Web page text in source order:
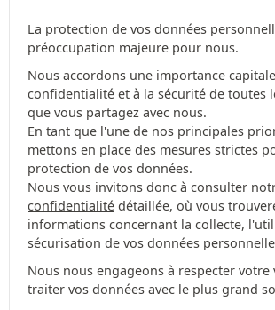
La protection de vos données
préoccupation majeure pour nous.
Nous accordons une importance
confidentialité et à la sécurité de toutes
que vous partagez avec nous.
En tant que l'une de nos principales
mettons en place des mesures strictes
protection de vos données.
Nous vous invitons donc à consulter
confidentialité détaillée, où vous
informations concernant la collecte,
sécurisation de vos données
Nous nous engageons à respecter votre
traiter vos données avec le plus grand